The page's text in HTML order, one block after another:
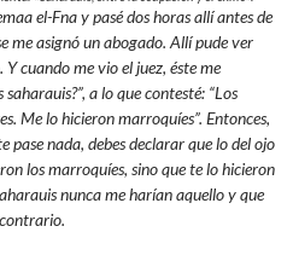
el-Fna y pasé dos horas allí antes de
me asignó un abogado. Allí pude ver
cuando me vio el juez, éste me
a lo que contesté: “Los
Me lo hicieron marroquíes”. Entonces,
pase nada, debes declarar que lo del ojo
los marroquíes, sino que te lo hicieron
nunca me harían aquello y que